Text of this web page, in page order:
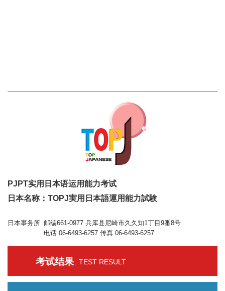
PJPT实用日本语运用能力考试
日本名称：TOPJ実用日本語運用能力試験
日本事务所 邮编661-0977 兵库县尼崎市久久知1丁目9番8号
电话 06-6493-6257 传真 06-6493-6257
考试结果 TEST RESULT